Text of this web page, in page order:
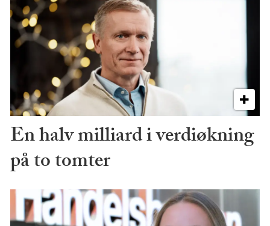
En halv milliard i verdiøkning
på to tomter